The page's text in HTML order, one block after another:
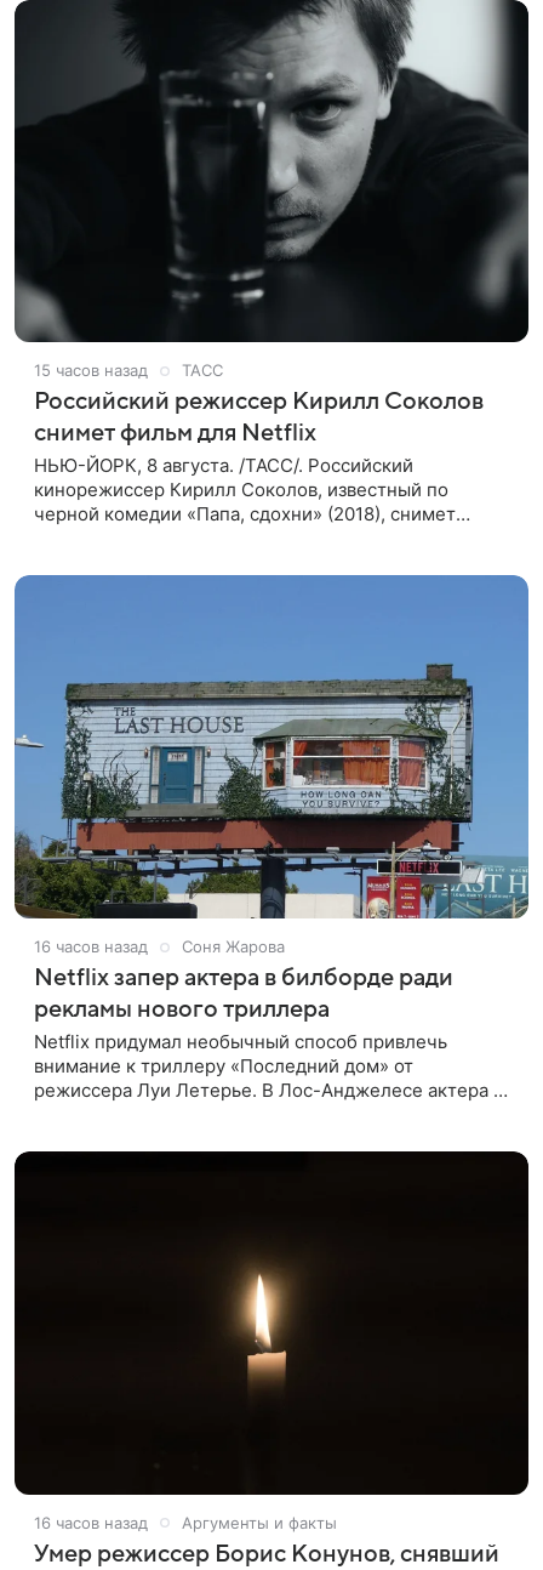
15 часов назад ТАСС
Российский режиссер Кирилл Соколов
снимет фильм для Netflix
НЬЮ-ЙОРК, 8 августа. /ТАСС/. Российский
кинорежиссер Кирилл Соколов, известный по
черной комедии «Папа, сдохни» (2018), снимет
16 часов назад Соня Жарова
Netflix запер актера в билборде ради
рекламы нового триллера
Netflix придумал необычный способ привлечь
внимание к триллеру «Последний дом» от
режиссера Луи Летерье. В Лос-Анджелесе актера на
16 часов назад Аргументы и факты
Умер режиссер Борис Конунов, снявший